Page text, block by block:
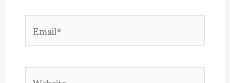
Email*
Website